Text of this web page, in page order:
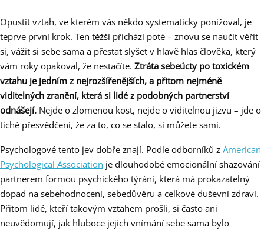
Opustit vztah, ve kterém vás někdo systematicky ponižoval, je
teprve první krok. Ten těžší přichází poté – znovu se naučit věřit
si, vážit si sebe sama a přestat slyšet v hlavě hlas člověka, který
vám roky opakoval, že nestačíte. Ztráta sebeúcty po toxickém
vztahu je jedním z nejrozšířenějších, a přitom nejméně
viditelných zranění, která si lidé z podobných partnerství
odnášejí. Nejde o zlomenou kost, nejde o viditelnou jizvu – jde o
tiché přesvědčení, že za to, co se stalo, si můžete sami.
Psychologové tento jev dobře znají. Podle odborníků z American
Psychological Association je dlouhodobé emocionální shazování
partnerem formou psychického týrání, která má prokazatelný
dopad na sebehodnocení, sebedůvěru a celkové duševní zdraví.
Přitom lidé, kteří takovým vztahem prošli, si často ani
neuvědomují, jak hluboce jejich vnímání sebe sama bylo